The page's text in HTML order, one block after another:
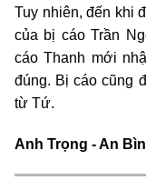
Tuy nhiên, đến khi
của bị cáo Trần
cáo Thanh mới
đúng. Bị cáo cũng
từ Tứ.
Anh Trọng - An